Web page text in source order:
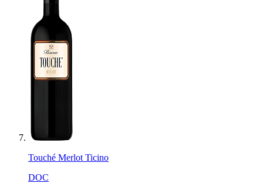
Touché Merlot Ticino
DOC